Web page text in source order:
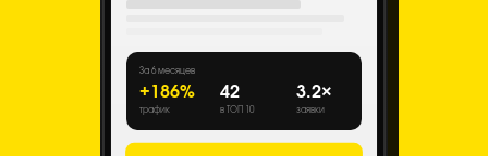
За 6 месяцев
+186%
трафик
42
в ТОП 10
3.2×
заявки